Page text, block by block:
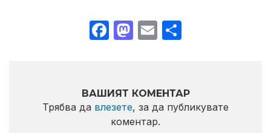
Facebook
Mastodon
Email
ВАШИЯТ КОМЕНТАР
Трябва да влезете, за да публикувате
коментар.